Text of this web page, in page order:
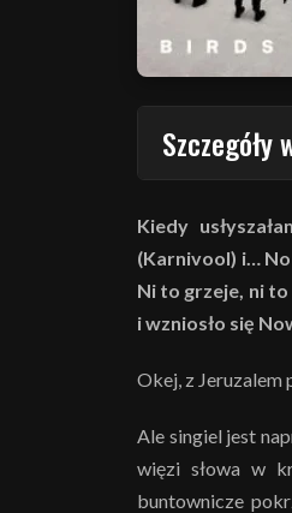
Szczegóły
Kiedy
(Karnivool) i…
Ni to grzeje, ni to
i wzniosło się
Okej, z Jeruzalem
Ale singiel jest
więzi słowa w
buntownicze